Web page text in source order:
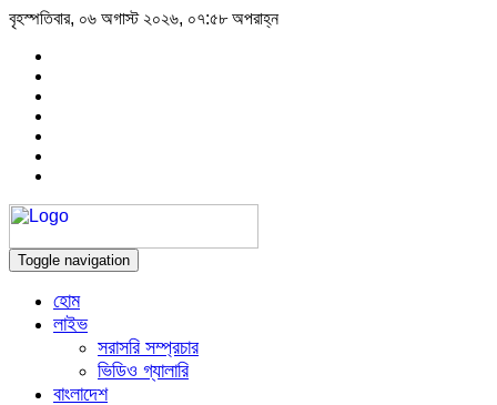
বৃহস্পতিবার, ০৬ অগাস্ট ২০২৬, ০৭:৫৮ অপরাহ্ন
Toggle navigation
হোম
লাইভ
সরাসরি সম্প্রচার
ভিডিও গ্যালারি
বাংলাদেশ